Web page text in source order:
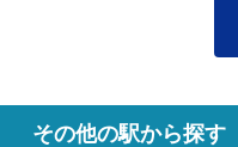
その他の駅から探す